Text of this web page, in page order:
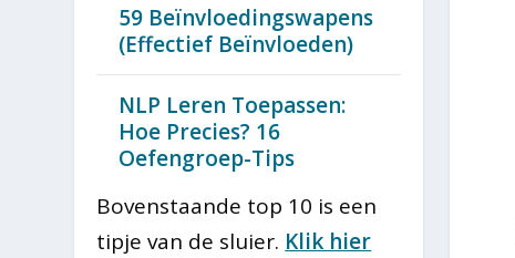
59 Beïnvloedingswapens
(Effectief Beïnvloeden)
NLP Leren Toepassen:
Hoe Precies? 16
Oefengroep-Tips
Bovenstaande top 10 is een
tipje van de sluier. Klik hier